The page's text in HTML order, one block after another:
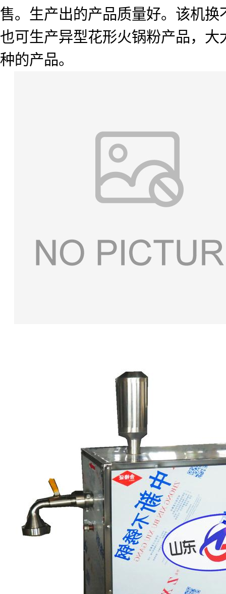
售。生产出的产品质量好。该机
也可生产异型花形火锅粉产品，
种的产品。